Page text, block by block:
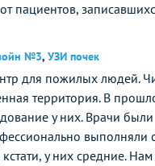
пациентов,
№3, УЗИ почек
для пожилых людей.
территория. В
у них. Врачи были
выполняли
у них средние.